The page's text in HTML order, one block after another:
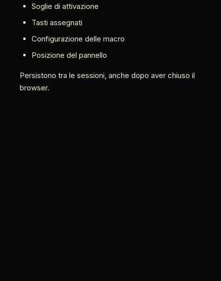
Soglie di attivazione
Tasti assegnati
Configurazione delle macro
Posizione del pannello
Persistono tra le sessioni, anche dopo aver chiuso il
browser.